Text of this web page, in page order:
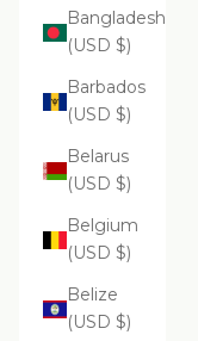
Bangladesh
(USD $)
Barbados
(USD $)
Belarus
(USD $)
Belgium
(USD $)
Belize
(USD $)